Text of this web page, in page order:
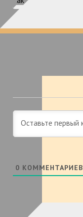
0 КОММЕНТАРИЕВ